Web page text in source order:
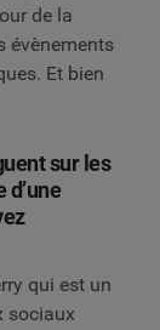
de la
évènements
Et bien
sur les
d’une
qui est un
sociaux